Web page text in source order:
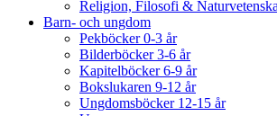
Religion, Filosofi &
Barn- och ungdom
Pekböcker 0-3 år
Bilderböcker 3-6 år
Kapitelböcker 6-9 år
Bokslukaren 9-12 år
Ungdomsböcker 12-15 år